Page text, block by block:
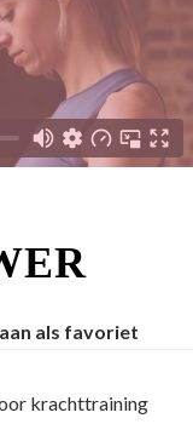
als favoriet
krachttraining